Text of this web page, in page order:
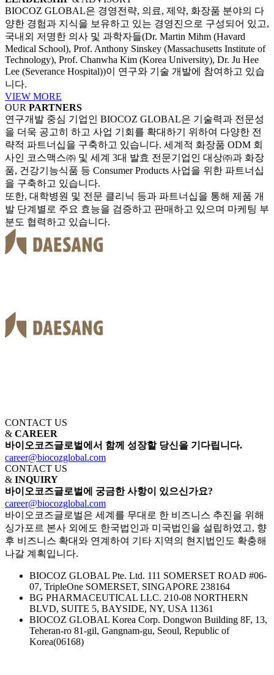
BIOCOZ GLOBAL은 경영전략, 의료, 제약, 화장품 분야의 다
양한 경험과 지식을 보유하고 있는 경영진으로 구성되어 있고,
국내외 저명한 의사 및 과학자들(Dr. Martin Mihm (Havard
Medical School), Prof. Anthony Sinskey (Massachusetts Institute of
Technology), Prof. Chanwha Kim (Korea University), Dr. Ju Hee
Lee (Severance Hospital))이 연구와 기술 개발에 참여하고 있습
니다.
VIEW MORE
OUR PARTNERS
연구개발 중심 기업인 BIOCOZ GLOBAL은 기술력과 전문성
을 더욱 공고히 하고 사업 기회를 확대하기 위하여 다양한 전
략적 파트너십을 구축하고 있습니다. 세계적 화장품 ODM 회
사인 코스맥스㈜ 및 세계 3대 발효 전문기업인 대상㈜과 화장
품, 건강기능식품 등 Consumer Products 사업을 위한 파트너십
을 구축하고 있습니다.
또한, 대학병원 및 전문 클리닉 등과 파트너십을 통해 제품 개
발 단계별로 주요 효능을 검증하고 판매하고 있으며 마케팅 부
분도 협력하고 있습니다.
CONTACT US
& CAREER
바이오코즈글로벌에서 함께 성장할 당신을 기다립니다.
career@biocozglobal.com
CONTACT US
& INQUIRY
바이오코즈글로벌에 궁금한 사항이 있으신가요?
career@biocozglobal.com
바이오코즈글로벌은 세계를 무대로 한 비즈니스 추진을 위해
싱가포르 본사 외에도 한국법인과 미국법인을 설립하였고, 향
후 비즈니스 확대와 연계하여 기타 지역의 현지법인도 확충해
나갈 계획입니다.
BIOCOZ GLOBAL Pte. Ltd. 111 SOMERSET ROAD #06-
07, TripleOne SOMERSET, SINGAPORE 238164
BG PHARMACEUTICAL LLC. 210-08 NORTHERN
BLVD, SUITE 5, BAYSIDE, NY, USA 11361
BIOCOZ GLOBAL Korea Corp. Dongwon Building 8F, 13,
Teheran-ro 81-gil, Gangnam-gu, Seoul, Republic of
Korea(06168)